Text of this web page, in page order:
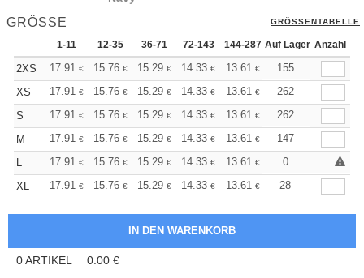
GRÖSSE GRÖSSENTABELLE
1-11 12-35 36-71 72-143 144-287 288 + Mehr
Auf Lager Anzahl
2XS 17.91 € 15.76 € 15.29 € 14.33 € 13.61 € 13.38
155
XS
17.91 € 15.76 € 15.29 € 14.33 € 13.61 € 13.38
262
S
17.91 € 15.76 € 15.29 € 14.33 € 13.61 € 13.38
262
M
17.91 € 15.76 € 15.29 € 14.33 € 13.61 € 13.38
147
L
17.91 € 15.76 € 15.29 € 14.33 € 13.61 € 13.38
0
XL
17.91 € 15.76 € 15.29 € 14.33 € 13.61 € 13.38
28
0ARTIKEL 0.00 €